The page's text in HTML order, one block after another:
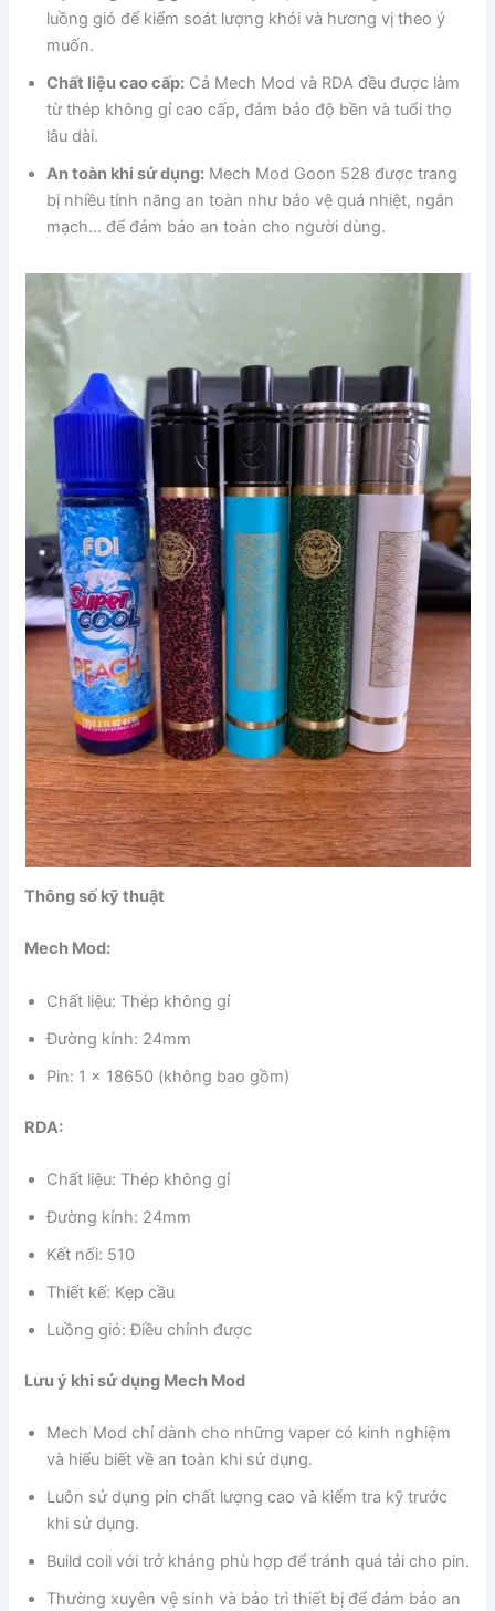
luồng gió để kiểm soát lượng khói và hương vị theo ý
muốn.
Chất liệu cao cấp: Cả Mech Mod và RDA đều được làm
từ thép không gỉ cao cấp, đảm bảo độ bền và tuổi thọ
lâu dài.
An toàn khi sử dụng: Mech Mod Goon 528 được trang
bị nhiều tính năng an toàn như bảo vệ quá nhiệt, ngắn
mạch… để đảm bảo an toàn cho người dùng.
Thông số kỹ thuật
Mech Mod:
Chất liệu: Thép không gỉ
Đường kính: 24mm
Pin: 1 x 18650 (không bao gồm)
RDA:
Chất liệu: Thép không gỉ
Đường kính: 24mm
Kết nối: 510
Thiết kế: Kẹp cầu
Luồng gió: Điều chỉnh được
Lưu ý khi sử dụng Mech Mod
Mech Mod chỉ dành cho những vaper có kinh nghiệm
và hiểu biết về an toàn khi sử dụng.
Luôn sử dụng pin chất lượng cao và kiểm tra kỹ trước
khi sử dụng.
Build coil với trở kháng phù hợp để tránh quá tải cho pin.
Thường xuyên vệ sinh và bảo trì thiết bị để đảm bảo an